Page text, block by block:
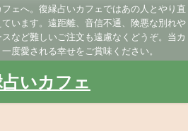
ェへ。復縁占いカフェではあの人とやり直
います。遠距離、音信不通、険悪な別れや
など難しいご注文も遠慮なくどうぞ。当カ
度愛される幸せをご賞味ください。
いカフェ